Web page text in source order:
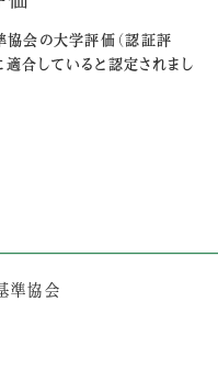
会の大学評価（認証評
合していると認定されまし
準協会